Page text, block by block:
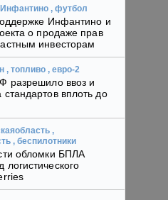
, футбол
Инфантино и
о продаже прав
инвесторам
, топливо , евро-2
разрешило ввоз и
вплоть до
,
, беспилотники
обломки БПЛА